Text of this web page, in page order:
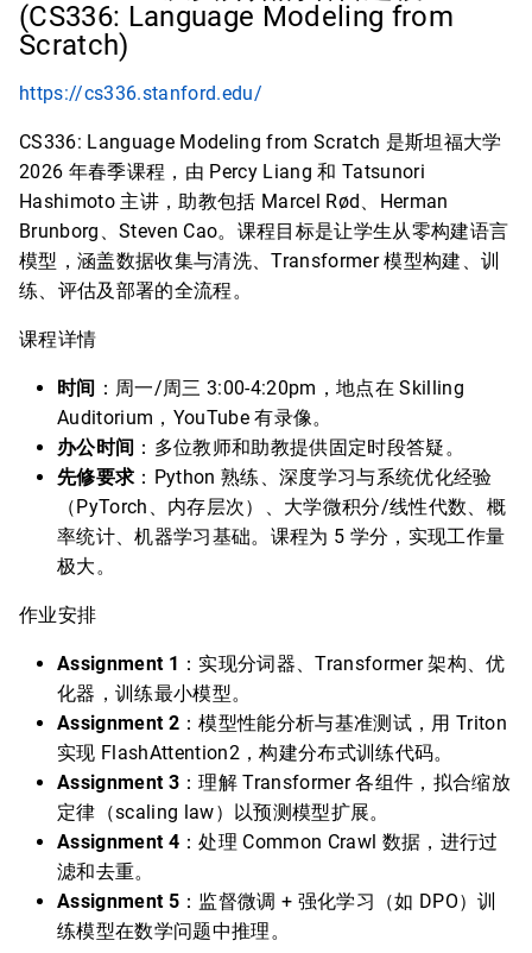
(CS336: Language Modeling from
Scratch)
https://cs336.stanford.edu/
CS336: Language Modeling from Scratch 是斯坦福大学
2026 年春季课程，由 Percy Liang 和 Tatsunori
Hashimoto 主讲，助教包括 Marcel Rød、Herman
Brunborg、Steven Cao。课程目标是让学生从零构建语言
模型，涵盖数据收集与清洗、Transformer 模型构建、训
练、评估及部署的全流程。
课程详情
时间 ：周一/周三 3:00-4:20pm，地点在 Skilling
Auditorium，YouTube 有录像。
办公时间 ：多位教师和助教提供固定时段答疑。
先修要求 ：Python 熟练、深度学习与系统优化经验
（PyTorch、内存层次）、大学微积分/线性代数、概
率统计、机器学习基础。课程为 5 学分，实现工作量
极大。
作业安排
Assignment 1 ：实现分词器、Transformer 架构、优
化器，训练最小模型。
Assignment 2：模型性能分析与基准测试，用 Triton
实现 FlashAttention2，构建分布式训练代码。
Assignment 3：理解 Transformer 各组件，拟合缩放
定律（scaling law）以预测模型扩展。
Assignment 4：处理 Common Crawl 数据，进行过
滤和去重。
Assignment 5：监督微调 + 强化学习（如 DPO）训
练模型在数学问题中推理。